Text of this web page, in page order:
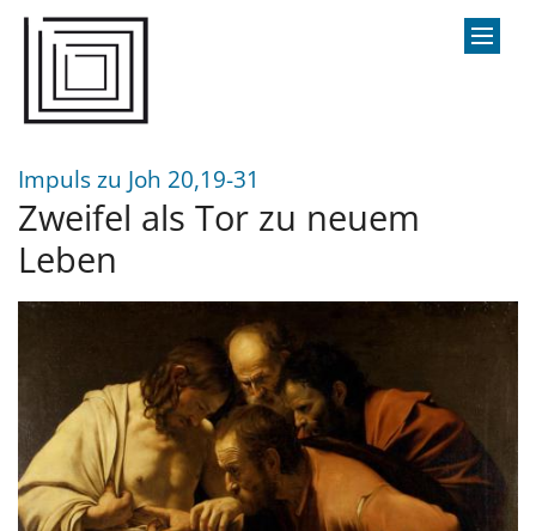
Zum Inhalt springen
Impuls zu Joh 20,19-31
Zweifel als Tor zu neuem
Leben